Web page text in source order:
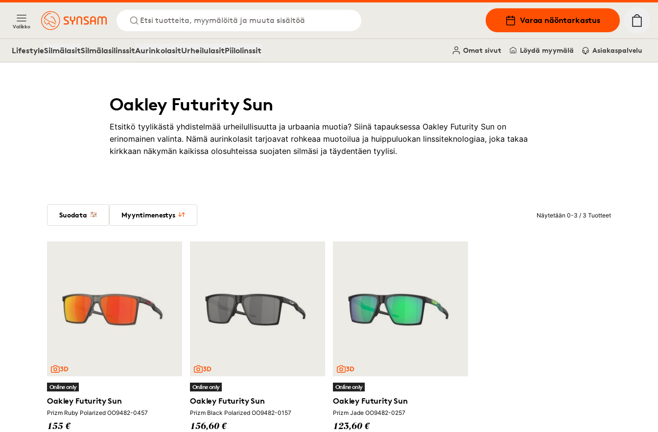
Valikko
Etsi tuotteita, myymälöitä ja muuta sisältöä Varaa näöntarkastus
LifestyleSilmälasitSilmälasilinssitAurinkolasitUrheilulasitPiilolinssit Omat sivut Löydä myymälä Asiakaspalvelu
Oakley Futurity Sun
Etsitkö tyylikästä yhdistelmää urheilullisuutta ja urbaania muotia? Siinä tapauksessa Oakley Futurity Sun on
erinomainen valinta. Nämä aurinkolasit tarjoavat rohkeaa muotoilua ja huippuluokan linssiteknologiaa, joka takaa
kirkkaan näkymän kaikissa olosuhteissa suojaten silmäsi ja täydentäen tyylisi.
Suodata Myyntimenestys Näytetään 0-3 / 3 Tuotteet
Online only
Oakley Futurity Sun
Prizm Ruby Polarized OO9482-0457
155 €
Online only
Oakley Futurity Sun
Prizm Black Polarized OO9482-0157
156,60 €
Online only
Oakley Futurity Sun
Prizm Jade OO9482-0257
123,60 €